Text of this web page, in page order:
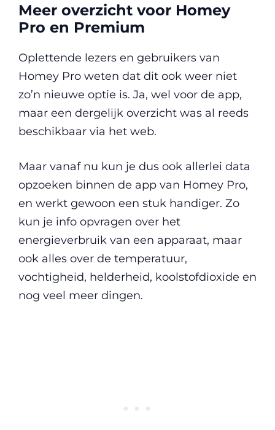
Meer overzicht voor Homey
Pro en Premium
Oplettende lezers en gebruikers van
Homey Pro weten dat dit ook weer niet
zo’n nieuwe optie is. Ja, wel voor de app,
maar een dergelijk overzicht was al reeds
beschikbaar via het web.
Maar vanaf nu kun je dus ook allerlei data
opzoeken binnen de app van Homey Pro,
en werkt gewoon een stuk handiger. Zo
kun je info opvragen over het
energieverbruik van een apparaat, maar
ook alles over de temperatuur,
vochtigheid, helderheid, koolstofdioxide en
nog veel meer dingen.